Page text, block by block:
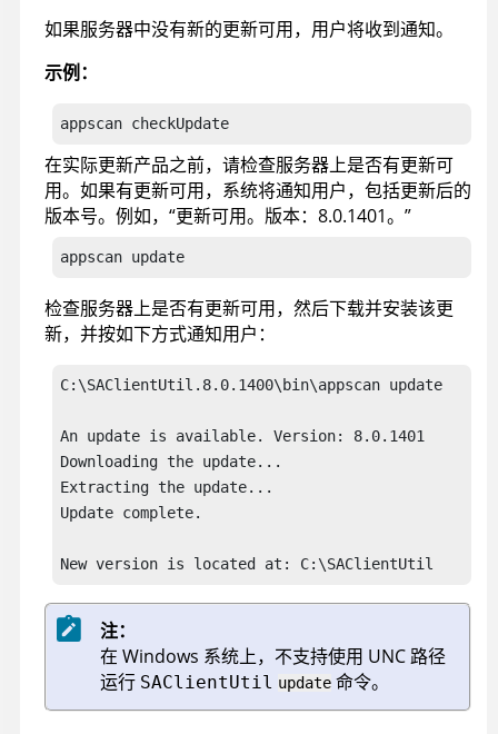
如果服务器中没有新的更新可用，用户将收到通知。
示例：
appscan checkUpdate
在实际更新产品之前，请检查服务器上是否有更新可
用。如果有更新可用，系统将通知用户，包括更新后的
版本号。例如，“更新可用。版本：8.0.1401。”
appscan update
检查服务器上是否有更新可用，然后下载并安装该更
新，并按如下方式通知用户：
C:\SAClientUtil.8.0.1400\bin\appscan update
An update is available. Version: 8.0.1401
Downloading the update...
Extracting the update...
Update complete.
New version is located at: C:\SAClientUtil
注：
在 Windows 系统上，不支持使用 UNC 路径
运行 SAClientUtil update 命令。